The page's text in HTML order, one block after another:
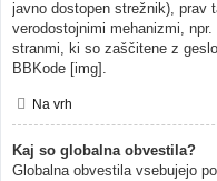
javno dostopen strežnik), prav
verodostojnimi mehanizmi,
stranmi, ki so zaščitene z
BBKode [img].
Na vrh
Kaj so globalna obvestila?
Globalna obvestila vsebujejo